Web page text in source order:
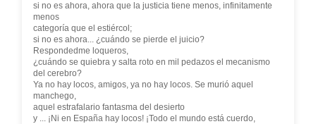
si no es ahora, ahora que la justicia tiene menos, infinitamente
menos
categoría que el estiércol;
si no es ahora... ¿cuándo se pierde el juicio?
Respondedme loqueros,
¿cuándo se quiebra y salta roto en mil pedazos el mecanismo
del cerebro?
Ya no hay locos, amigos, ya no hay locos. Se murió aquel
manchego,
aquel estrafalario fantasma del desierto
y ... ¡Ni en España hay locos! ¡Todo el mundo está cuerdo,